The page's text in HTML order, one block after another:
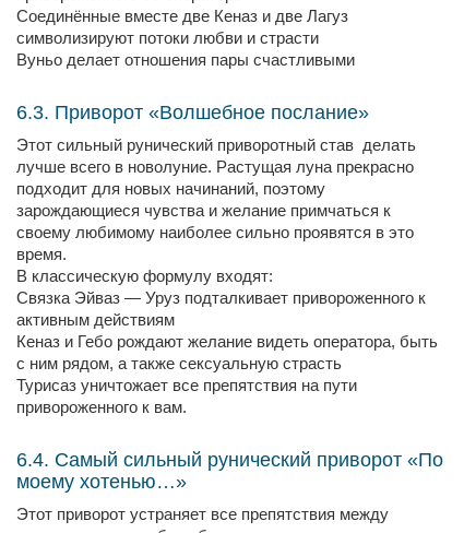
Соединённые вместе две Кеназ и две Лагуз
символизируют потоки любви и страсти
Вуньо делает отношения пары счастливыми
6.3. Приворот «Волшебное послание»
Этот сильный рунический приворотный став делать
лучше всего в новолуние. Растущая луна прекрасно
подходит для новых начинаний, поэтому
зарождающиеся чувства и желание примчаться к
своему любимому наиболее сильно проявятся в это
время.
В классическую формулу входят:
Связка Эйваз — Уруз подталкивает привороженного к
активным действиям
Кеназ и Гебо рождают желание видеть оператора, быть
с ним рядом, а также сексуальную страсть
Турисаз уничтожает все препятствия на пути
привороженного к вам.
6.4. Самый сильный рунический приворот «По
моему хотенью…»
Этот приворот устраняет все препятствия между